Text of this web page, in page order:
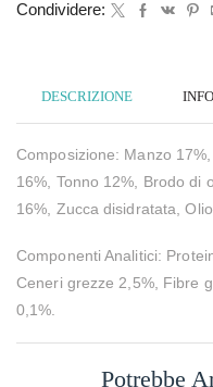
Condividere:
DESCRIZIONE
Composizione: Manzo
16%, Tonno 12%, Brodo di
16%, Zucca disidratata,
Componenti Analitici:
Ceneri grezze 2,5%, Fibre
0,1%.
Potrebbe